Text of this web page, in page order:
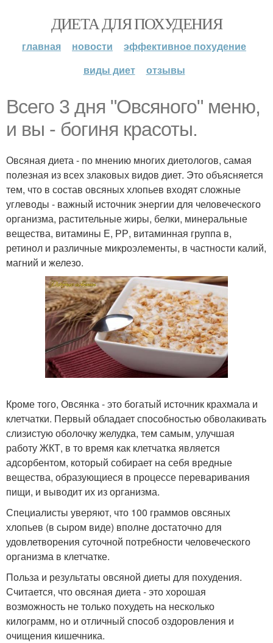
ДИЕТА ДЛЯ ПОХУДЕНИЯ
главная новости
эффективное похудение
виды диет
отзывы
Всего 3 дня "Овсяного" меню,
и вы - богиня красоты.
Овсяная диета - по мнению многих диетологов, самая
полезная из всех злаковых видов диет. Это объясняется
тем, что в состав овсяных хлопьев входят сложные
углеводы - важный источник энергии для человеческого
организма, растительные жиры, белки, минеральные
вещества, витамины Е, РР, витаминная группа в,
ретинол и различные микроэлементы, в частности калий,
магний и железо.
Кроме того, Овсянка - это богатый источник крахмала и
клетчатки. Первый обладает способностью обволакивать
слизистую оболочку желудка, тем самым, улучшая
работу ЖКТ, в то время как клетчатка является
адсорбентом, который собирает на себя вредные
вещества, образующиеся в процессе переваривания
пищи, и выводит их из организма.
Специалисты уверяют, что 100 граммов овсяных
хлопьев (в сыром виде) вполне достаточно для
удовлетворения суточной потребности человеческого
организма в клетчатке.
Польза и результаты овсяной диеты для похудения.
Считается, что овсяная диета - это хорошая
возможность не только похудеть на несколько
килограмм, но и отличный способ оздоровления и
очищения кишечника.